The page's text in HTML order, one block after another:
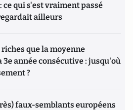
ce qui s'est vraiment passé
ailleurs
que la moyenne
année consécutive : jusqu'où
?
faux-semblants européens